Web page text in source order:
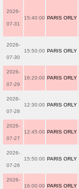
2026-
07-31
15:40:00 PARIS ORLY
2026-
07-30
15:50:00 PARIS ORLY
2026-
07-29
16:20:00 PARIS ORLY
2026-
07-28
12:30:00 PARIS ORLY
2026-
07-27
12:45:00 PARIS ORLY
2026-
07-26
15:50:00 PARIS ORLY
2026-
16:00:00 PARIS ORLY